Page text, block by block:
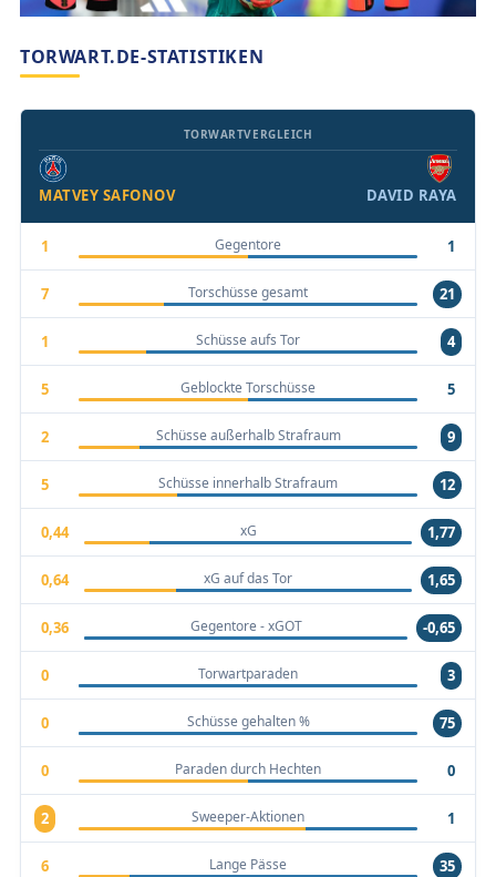
TORWART.DE-STATISTIKEN
MATVEY SAFONOV
TORWARTVERGLEICH
DAVID RAYA
1 Gegentore 1
7 Torschüsse gesamt 21
1 Schüsse aufs Tor 4
5 Geblockte Torschüsse 5
2 Schüsse außerhalb Strafraum 9
5 Schüsse innerhalb Strafraum 12
0,44 xG 1,77
0,64 xG auf das Tor 1,65
0,36 Gegentore - xGOT -0,65
0 Torwartparaden 3
0 Schüsse gehalten % 75
0 Paraden durch Hechten 0
2 Sweeper-Aktionen 1
6 Lange Pässe 35